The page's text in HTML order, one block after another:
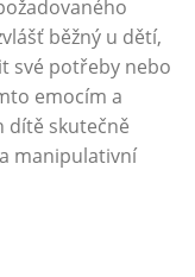
běžný u dětí,
své potřeby nebo
emocím a
dítě skutečně
manipulativní